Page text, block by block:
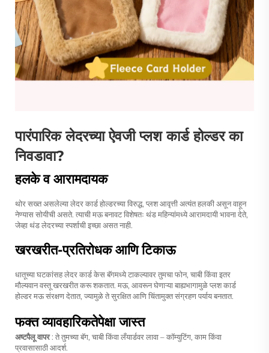
पारंपारिक लेदरच्या ऐवजी प्लश कार्ड होल्डर का
निवडावा?
हलके व आरामदायक
थोर सख्त असलेल्या लेदर कार्ड होल्डरच्या विरुद्ध, प्लश आवृत्ती अत्यंत हलकी असून वाहून
नेण्यास सोयीची असते. त्याची मऊ बनावट विशेषतः थंड महिन्यांमध्ये आरामदायी भावना देते,
जेव्हा थंड लेदरच्या स्पर्शाची इच्छा असत नाही.
खरखरीत-प्रतिरोधक आणि टिकाऊ
धातूच्या घटकांसह लेदर कार्ड केस बॅगमध्ये टाकल्यावर तुमचा फोन, चाबी किंवा इतर
मौल्यवान वस्तू खरखरीत करू शकतात. मऊ, आवरून घेणाऱ्या बाह्यभागामुळे प्लश कार्ड
होल्डर मऊ संरक्षण देतात, ज्यामुळे ते सुरक्षित आणि चिंतामुक्त संग्रहण पर्याय बनतात.
फक्त व्यावहारिकतेपेक्षा जास्त
अष्टपैलू वापर: ते तुमच्या बॅग, चाबी किंवा लँयार्डवर लावा – कॉम्युटिंग, काम किंवा
प्रवासासाठी आदर्श.